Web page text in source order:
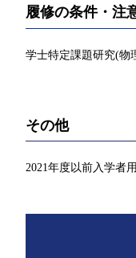
履修の条件・注
学士特定課題研究(物
その他
2021年度以前入学者